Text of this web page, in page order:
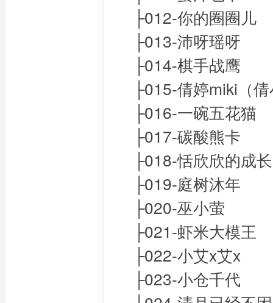
├012-你的圈圈儿
├013-沛呀瑶呀
├014-棋手战鹰
├015-倩婷miki（
├016-一碗五花猫
├017-碳酸熊卡
├018-恬欣欣的成
├019-庭树沐年
├020-巫小萤
├021-虾米大模王
├022-小艾x艾x
├023-小仓千代